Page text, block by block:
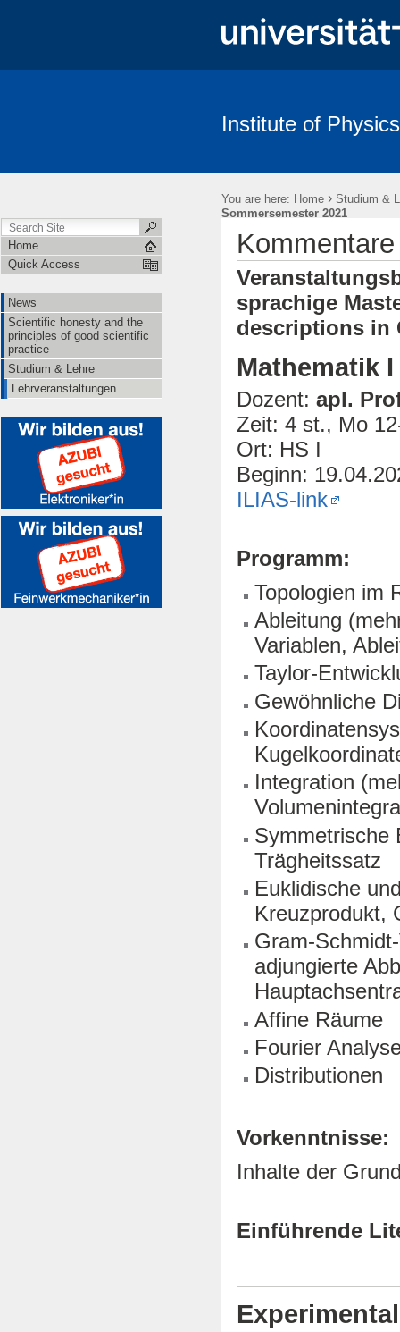
Institute of Physics
You are here: Home › Studium &
Sommersemester 2021
Home
Quick Access
News
Scientific honesty and the
principles of good scientific
practice
Studium & Lehre
Lehrveranstaltungen
sprachige
descriptions in
Mathematik
Dozent: apl.
Zeit: 4 st., Mo
Ort: HS I
Beginn:
ILIAS-link
Programm:
Topologien im
Ableitung
Variablen,
Taylor-
Gewöhnliche
Integration
Symmetrische
Trägheitssatz
Euklidische
Kreuzprodukt,
Gram-
adjungierte
Affine Räume
Fourier
Distributionen
Vorkenntnisse:
Inhalte der
Einführende